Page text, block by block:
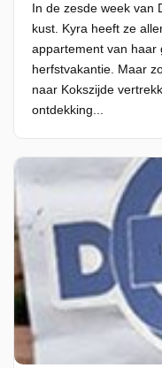
In de zesde week van
kust. Kyra heeft ze
appartement van haar
herfstvakantie. Maar
naar Kokszijde
ontdekking...